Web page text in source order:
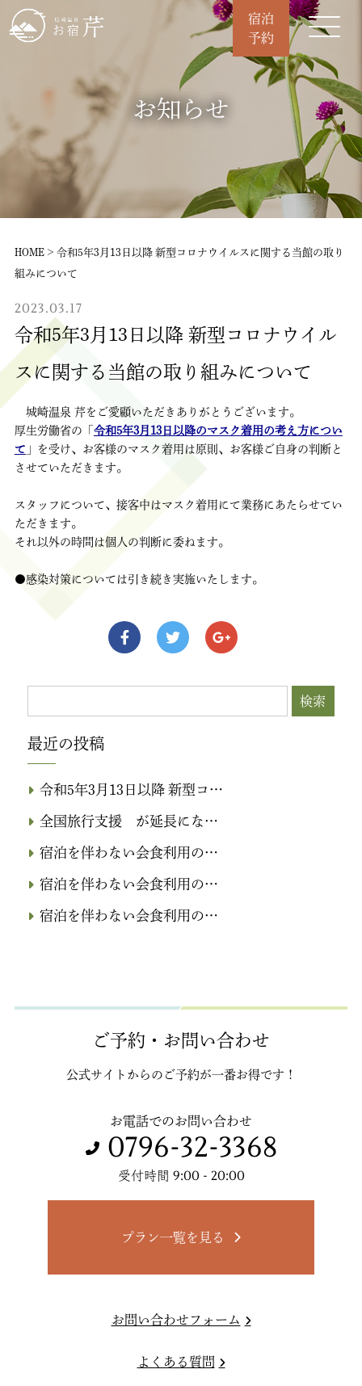
宿泊
予約
お知らせ
HOME> 令和5年3月13日以降 新型コロナウイルスに関する当館の取り
組みについて
2023.03.17
令和5年3月13日以降 新型コロナウイル
スに関する当館の取り組みについて
城崎温泉 芹をご愛顧いただきありがとうございます。
厚生労働省の「 令和5年3月13日以降のマスク着用の考え方につい
て 」を受け、お客様のマスク着用は原則、お客様ご自身の判断と
させていただきます。
スタッフについて、接客中はマスク着用にて業務にあたらせてい
ただきます。
それ以外の時間は個人の判断に委ねます。
●感染対策については引き続き実施いたします。
最近の投稿
令和5年3月13日以降 新型コ…
全国旅行支援 が延長にな…
宿泊を伴わない会食利用の…
宿泊を伴わない会食利用の…
宿泊を伴わない会食利用の…
ご予約・お問い合わせ
公式サイトからのご予約が一番お得です！
お電話でのお問い合わせ
0796-32-3368
受付時間 9:00 - 20:00
プラン一覧を見る
お問い合わせフォーム
よくある質問